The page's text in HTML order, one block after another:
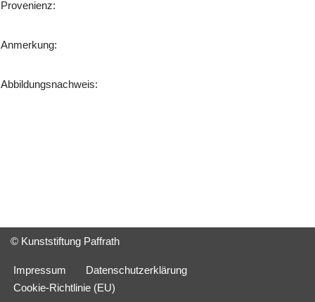
Provenienz:
Anmerkung:
Abbildungsnachweis:
© Kunststiftung Paffrath
Impressum
Datenschutzerklärung
Cookie-Richtlinie (EU)